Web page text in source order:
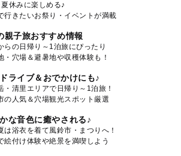
休みに楽しめる♪
行きたいお祭り・イベントが満載
親子旅おすすめ情報
らの日帰り～1泊旅にぴったり
・穴場＆避暑地や収穫体験も！
ライブ＆おでかけにも♪
・清里エリアで日帰り～1泊旅！
の人気＆穴場観光スポット厳選
な音色に癒やされる♪
は浴衣を着て風鈴市・まつりへ！
絵付け体験や絶景を満喫しよう